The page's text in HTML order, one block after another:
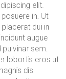
elit.
in. Ut
dui in
augue
sem.
lobortis eros ut
dis